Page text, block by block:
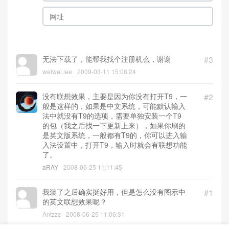
#3
无法下载了，能帮我找个注册机么，谢谢
weiwei.lee 2009-03-11 15:08:24
#2
没有联想效果，主要是因为你没有打开T9，一
般是这样的，如果是中文系统，可能默认输入
法中就没有T9的选项，需要单独安装一个T9
的包（我之后找一下更新上来），如果你刷的
是英文版系统，一般都有T9的，你可以进入输
入法设置中，打开T9，输入时就会有联想功能
了。
aRAY 2008-06-25 11:11:45
#1
我装了之后确实挺好用，但是怎么没有图示中
的英文联想效果呢？
Antzzz 2008-06-25 11:06:31